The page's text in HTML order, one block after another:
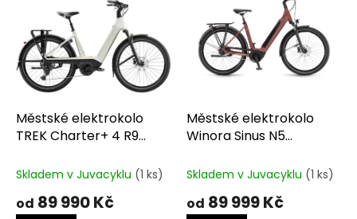
p
dMěstské elektrokolo
TREK Charter+ 4 R9
Silver
Skladem v Juvacyklu (1 ks)
od 89 990 Kč
Městské elektrokolo
Winora Sinus N5
Skladem v Juvacyklu (1 ks)
od 89 999 Kč